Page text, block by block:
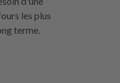
les plus
terme.